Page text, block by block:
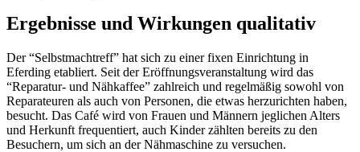
Ergebnisse und Wirkungen qualitativ
Der “Selbstmachtreff” hat sich zu einer fixen Einrichtung in
Eferding etabliert. Seit der Eröffnungsveranstaltung wird das
“Reparatur- und Nähkaffee” zahlreich und regelmäßig sowohl von
Reparateuren als auch von Personen, die etwas herzurichten haben,
besucht. Das Café wird von Frauen und Männern jeglichen Alters
und Herkunft frequentiert, auch Kinder zählten bereits zu den
Besuchern, um sich an der Nähmaschine zu versuchen.